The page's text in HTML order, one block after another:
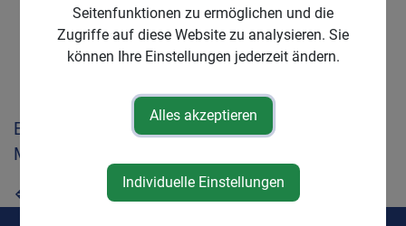
Erklaerungzumbauplatz.pdf
Mittwoch, 25. Februar 2026
⇐ zurück
Seitenfunktionen zu ermöglichen und die
Zugriffe auf diese Website zu analysieren. Sie
können Ihre Einstellungen jederzeit ändern.
Alles akzeptieren
Individuelle Einstellungen